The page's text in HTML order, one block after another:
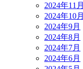
2024年11月
2024年10月
2024年9月
2024年8月
2024年7月
2024年6月